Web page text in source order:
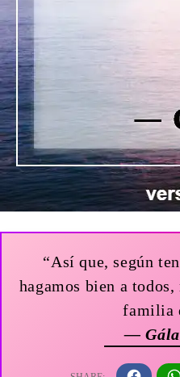
“Así que, según
hagamos bien a
familia
—